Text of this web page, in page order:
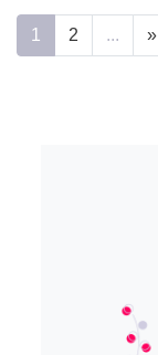
1 2 ... »